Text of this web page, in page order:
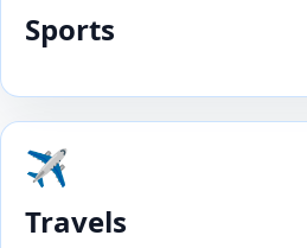
Sports
✈️
Travels